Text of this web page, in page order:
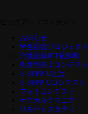
お知らせ
学生応援プロジェクト
介護記録ICT化診断
生産性向上コンテスト
U-SUPP-Uとは
U-SUPP-Uコンテスト
フォトコンテスト
ケアカルテマニア
リモートスタディ